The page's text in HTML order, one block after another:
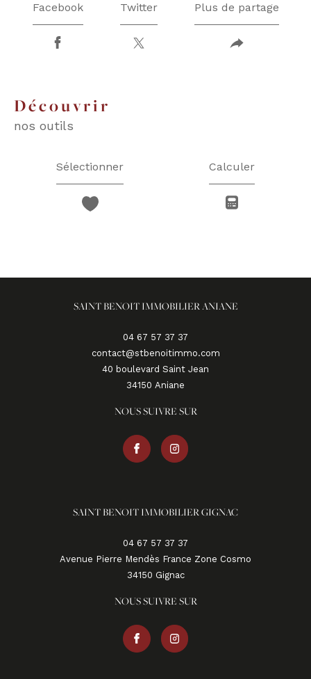
Facebook Twitter Plus de partage
découvrir
nos outils
Sélectionner Calculer
SAINT BENOIT IMMOBILIER ANIANE
04 67 57 37 37
contact@stbenoitimmo.com
40 boulevard Saint Jean
34150
aniane
NOUS SUIVRE SUR
SAINT BENOIT IMMOBILIER GIGNAC
04 67 57 37 37
Avenue Pierre Mendès France Zone Cosmo
34150
gignac
NOUS SUIVRE SUR